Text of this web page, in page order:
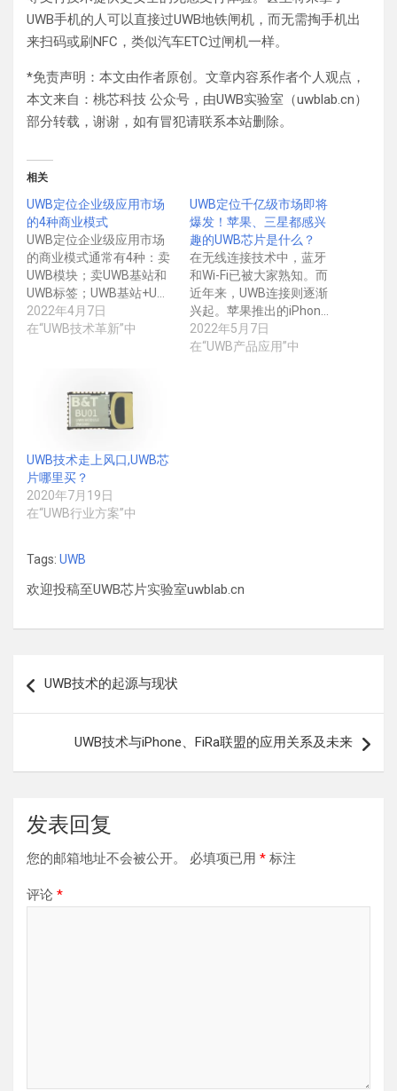
UWB手机的人可以直接过UWB地铁闸机，而无需掏手机出
来扫码或刷NFC，类似汽车ETC过闸机一样。
*免责声明：本文由作者原创。文章内容系作者个人观点，
本文来自：桃芯科技 公众号，由UWB实验室（uwblab.cn）
部分转载，谢谢，如有冒犯请联系本站删除。
相关
UWB定位企业级应用市场
的4种商业模式
UWB定位企业级应用市场
的商业模式通常有4种：卖
UWB模块；卖UWB基站和
UWB标签；UWB基站+U…
2022年4月7日
在“UWB技术革新”中
UWB定位千亿级市场即将
爆发！苹果、三星都感兴
趣的UWB芯片是什么？
在无线连接技术中，蓝牙
和Wi-Fi已被大家熟知。而
近年来，UWB连接则逐渐
兴起。苹果推出的iPhon…
2022年5月7日
在“UWB产品应用”中
UWB技术走上风口,UWB芯
片哪里买？
2020年7月19日
在“UWB行业方案”中
Tags: UWB
欢迎投稿至UWB芯片实验室uwblab.cn
章
UWB技术的起源与现状
UWB技术与iPhone、FiRa联盟的应用关系及未来
发表回复
您的邮箱地址不会被公开。 必填项已用 * 标注
评论 *